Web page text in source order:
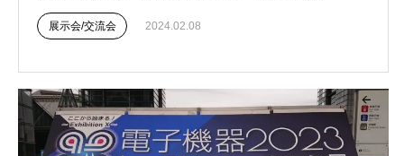
展示会/交流会 2024.02.08